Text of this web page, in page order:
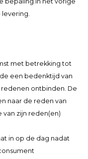
levering.
met betrekking tot
een bedenktijd van
ontbinden. De
naar de reden van
zijn reden(en)
in op de dag nadat